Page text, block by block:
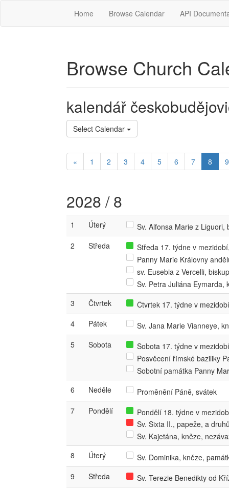
Home Browse Calendar API
Browse Church
kalendář
Select Calendar
« 1 2 3 4 5 6 7 8 9
2028 / 8
1 Úterý
Sv. Alfonsa Marie z
2
Středa
Středa 17. týdne v
Panny Marie Královny
sv. Eusebia z Vercelli,
Sv. Petra Juliána Eymarda,
3
Čtvrtek
Čtvrtek 17. týdne v
4
Pátek
Sv. Jana Marie Vianneye,
5
Sobota
Sobota 17. týdne v
Posvěcení římské baziliky
Sobotní památka Panny
6
Neděle
Proměnění Páně, svátek
7
Pondělí
Pondělí 18. týdne v
Sv. Sixta II., papeže, a
Sv. Kajetána, kněze,
8
Úterý
Sv. Dominika, kněze,
9
Středa
Sv. Terezie Benedikty od